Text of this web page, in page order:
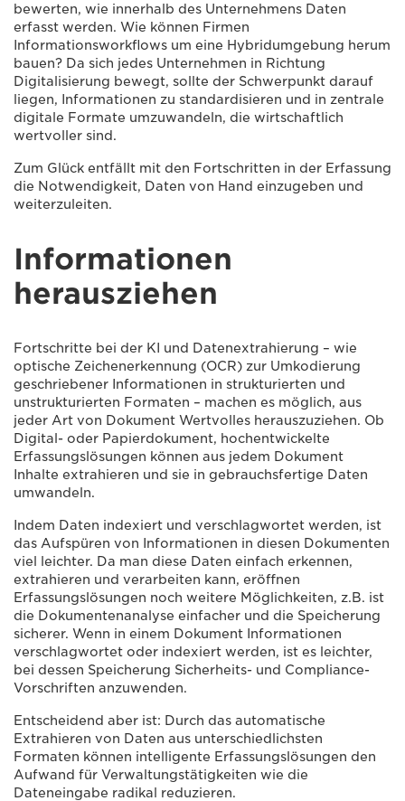
bewerten, wie innerhalb des Unternehmens Daten
erfasst werden. Wie können Firmen
Informationsworkflows um eine Hybridumgebung herum
bauen? Da sich jedes Unternehmen in Richtung
Digitalisierung bewegt, sollte der Schwerpunkt darauf
liegen, Informationen zu standardisieren und in zentrale
digitale Formate umzuwandeln, die wirtschaftlich
wertvoller sind.
Zum Glück entfällt mit den Fortschritten in der Erfassung
die Notwendigkeit, Daten von Hand einzugeben und
weiterzuleiten.
Informationen
herausziehen
Fortschritte bei der KI und Datenextrahierung – wie
optische Zeichenerkennung (OCR) zur Umkodierung
geschriebener Informationen in strukturierten und
unstrukturierten Formaten – machen es möglich, aus
jeder Art von Dokument Wertvolles herauszuziehen. Ob
Digital- oder Papierdokument, hochentwickelte
Erfassungslösungen können aus jedem Dokument
Inhalte extrahieren und sie in gebrauchsfertige Daten
umwandeln.
Indem Daten indexiert und verschlagwortet werden, ist
das Aufspüren von Informationen in diesen Dokumenten
viel leichter. Da man diese Daten einfach erkennen,
extrahieren und verarbeiten kann, eröffnen
Erfassungslösungen noch weitere Möglichkeiten, z.B. ist
die Dokumentenanalyse einfacher und die Speicherung
sicherer. Wenn in einem Dokument Informationen
verschlagwortet oder indexiert werden, ist es leichter,
bei dessen Speicherung Sicherheits- und Compliance-
Vorschriften anzuwenden.
Entscheidend aber ist: Durch das automatische
Extrahieren von Daten aus unterschiedlichsten
Formaten können intelligente Erfassungslösungen den
Aufwand für Verwaltungstätigkeiten wie die
Dateneingabe radikal reduzieren.